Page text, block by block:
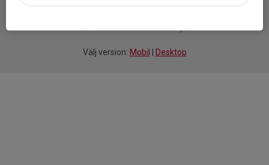
Försmartaidrottsföreningar
Välj version: Mobil Desktop